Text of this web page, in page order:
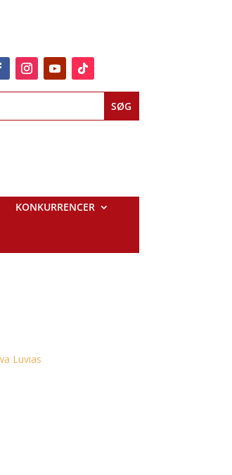
KONKURRENCER